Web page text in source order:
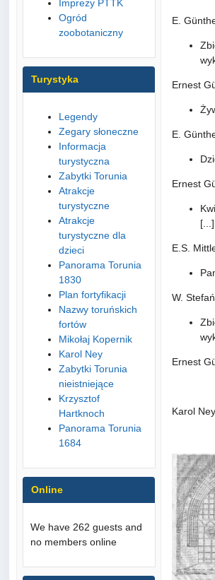
Imprezy PTTK
Ogród
zoobotaniczny
Turystyka
Legendy
Zegary słoneczne
Informacja
turystyczna
Zabytki Torunia
Atrakcje
turystyczne
Atrakcje
turystyczne dla
dzieci
Panorama Torunia
1830
Plan fortyfikacji
Nazwy toruńskich
fortów
Mikołaj Kopernik
Karol Ney
Zabytki Torunia
nieistniejące
Krzysztof
Hartknoch
Panorama Torunia
1684
Online
We have 262 guests and
no members online
E.
Ernest
E.
Ernest
E.S.
W.
Ernest
Karol